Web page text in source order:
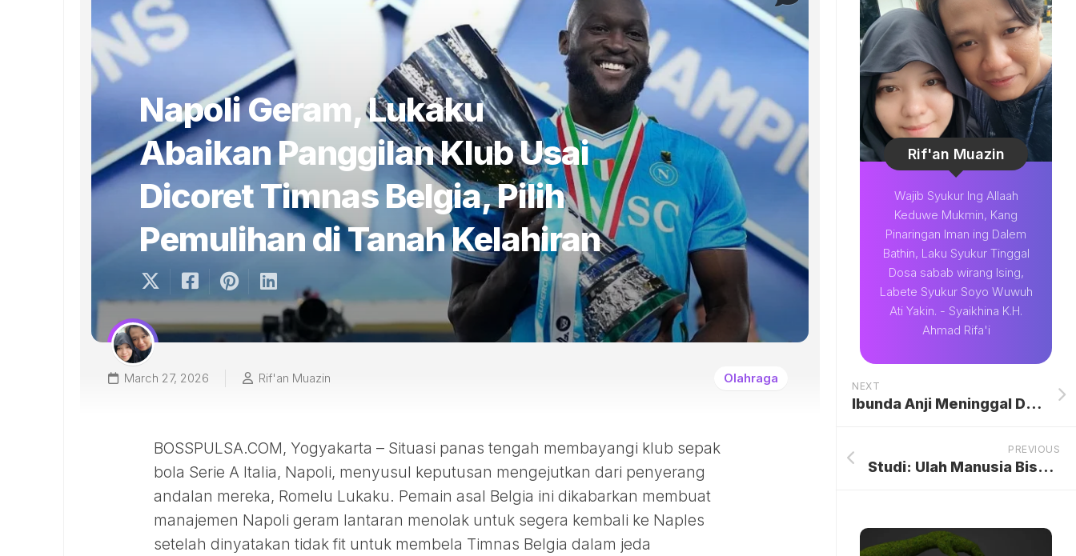
Napoli Geram, Lukaku
Abaikan Panggilan Klub Usai
Dicoret Timnas Belgia, Pilih
Pemulihan di Tanah Kelahiran
March 27, 2026 Rif'an Muazin Olahraga
BOSSPULSA.COM, Yogyakarta – Situasi panas tengah membayangi klub sepak
bola Serie A Italia, Napoli, menyusul keputusan mengejutkan dari penyerang
andalan mereka, Romelu Lukaku. Pemain asal Belgia ini dikabarkan membuat
manajemen Napoli geram lantaran menolak untuk segera kembali ke Naples
setelah dinyatakan tidak fit untuk membela Timnas Belgia dalam jeda
Rif'an Muazin
Wajib Syukur Ing Allaah
Keduwe Mukmin, Kang
Pinaringan Iman ing Dalem
Bathin, Laku Syukur Tinggal
Dosa sabab wirang Ising,
Labete Syukur Soyo Wuwuh
Ati Yakin. - Syaikhina K.H.
Ahmad Rifa'i
NEXT
Ibunda Anji Meninggal Dunia, Duka Menyelimuti Keluarga dan Rekan Selebritas
PREVIOUS
Studi: Ulah Manusia Bisa Sebabkan Hari di Bumi Jadi Lebih Panjang